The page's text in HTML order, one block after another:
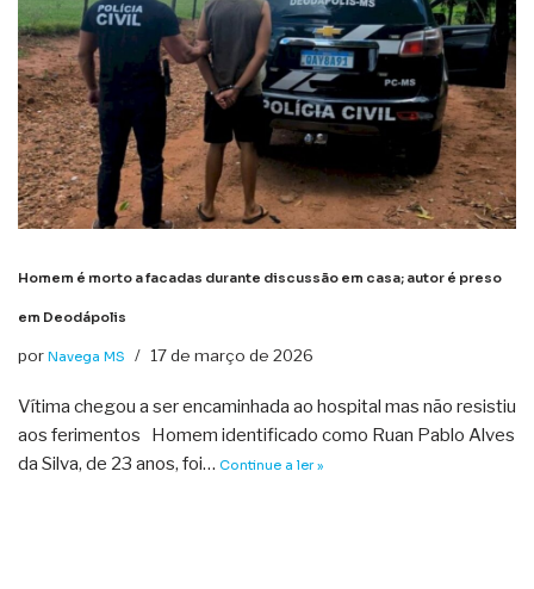
Homem é morto a facadas durante discussão em casa; autor é preso
em Deodápolis
por Navega MS 17 de março de 2026
Vítima chegou a ser encaminhada ao hospital mas não resistiu
aos ferimentos Homem identificado como Ruan Pablo Alves
da Silva, de 23 anos, foi… Continue a ler »